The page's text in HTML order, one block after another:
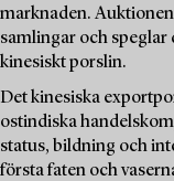
marknaden.
samlingar och speglar
kinesiskt porslin.
Det kinesiska
ostindiska
status, bildning och
första faten och